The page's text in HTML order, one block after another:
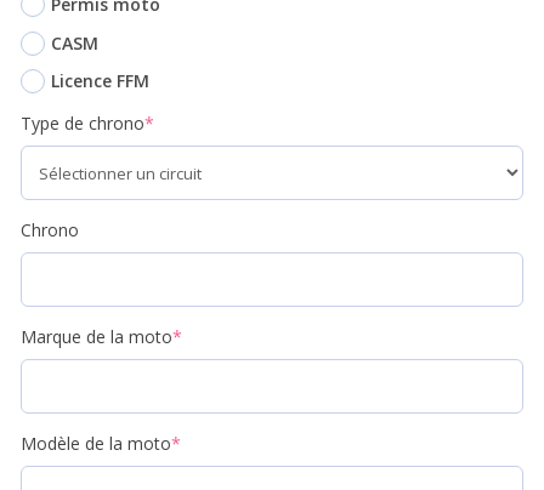
CASM
Licence FFM
Type de chrono*
Chrono
Marque de la moto*
Modèle de la moto*